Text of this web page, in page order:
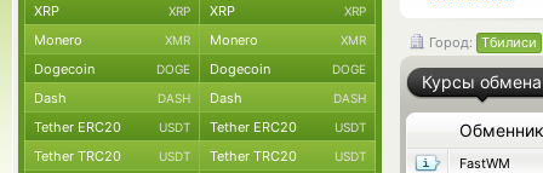
Город: Тбилиси
Курсы обмена
Обменник
FastWM
XRP XRP XRP XRP
Monero XMR Monero XMR
Dogecoin DOGE Dogecoin DOGE
Dash DASH Dash DASH
Tether ERC20 USDT Tether ERC20 USDT
Tether TRC20 USDT Tether TRC20 USDT